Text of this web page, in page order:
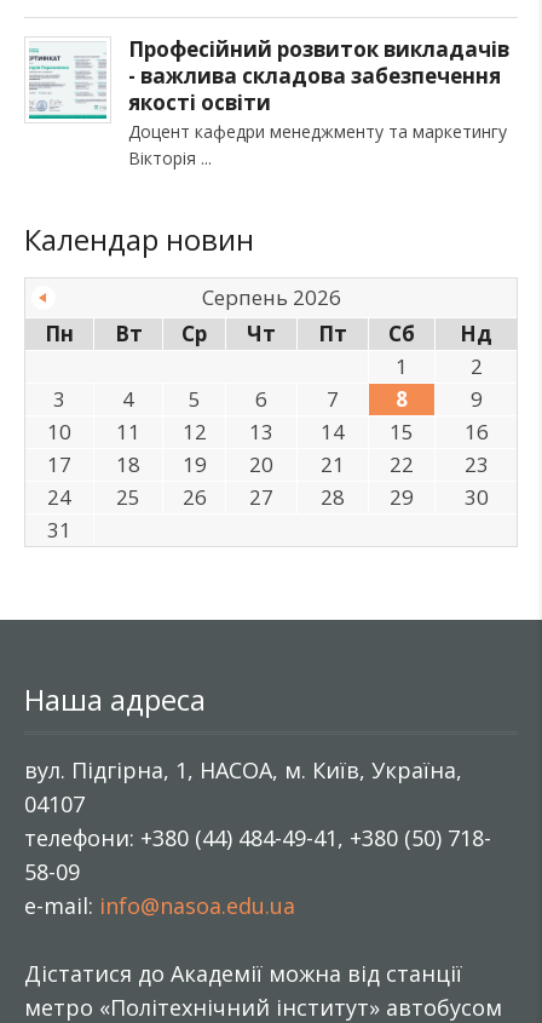
Професійний розвиток викладачів
- важлива складова забезпечення
якості освіти
Доцент кафедри менеджменту та маркетингу
Вікторія
Календар новин
Серпень 2026
Пн
Вт Ср Чт Пт Сб
Нд
1
2
3
4 5 6 7 8
9
10
11 12 13 14 15
16
17
18 19 20 21 22
23
24
25 26 27 28 29
30
31
Наша адреса
вул. Підгірна, 1, НАСОА, м. Київ, Україна,
04107
телефони: +380 (44) 484-49-41, +380 (50) 718-
58-09
e-mail: info@nasoa.edu.ua
Дістатися до Академії можна від станції
метро «Політехнічний інститут» автобусом